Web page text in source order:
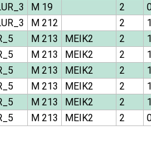
M 19 2
M 212 2
M 213 MEIK2 2
M 213 MEIK2 2
M 213 MEIK2 2
M 213 MEIK2 2
M 213 MEIK2 2
M 213 MEIK2 2